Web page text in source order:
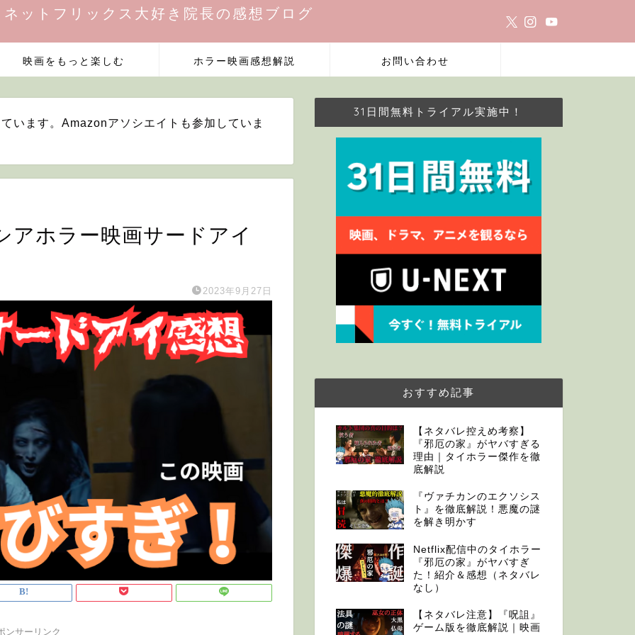
ネットフリックス大好き院長の感想ブログ
映画をもっと楽しむ ホラー映画感想解説 お問い合わせ
います。Amazonアソシエイトも参加していま
アホラー映画サードアイ
2023年9月27日
ンサーリンク
31日間無料トライアル実施中！
おすすめ記事
【ネタバレ控えめ考察】
『邪厄の家』がヤバすぎる
理由｜タイホラー傑作を徹
底解説
『ヴァチカンのエクソシス
ト』を徹底解説！悪魔の謎
を解き明かす
Netflix配信中のタイホラー
『邪厄の家』がヤバすぎ
た！紹介＆感想（ネタバレ
なし）
【ネタバレ注意】『呪詛』
ゲーム版を徹底解説｜映画